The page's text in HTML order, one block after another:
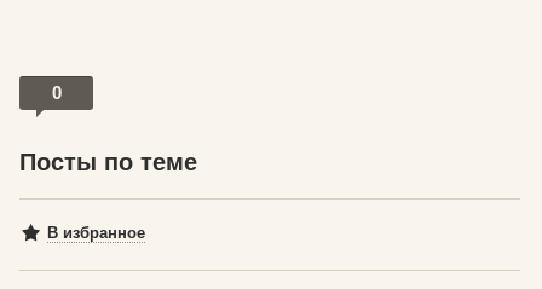
0
Посты по теме
В избранное